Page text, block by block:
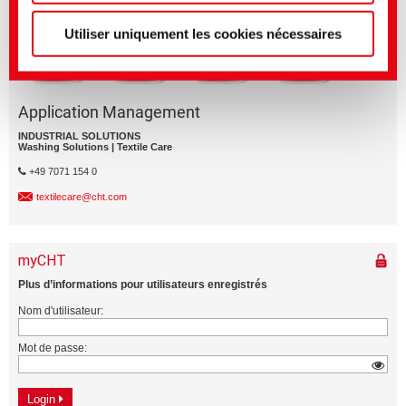
Utiliser uniquement les cookies nécessaires
Application Management
INDUSTRIAL SOLUTIONS
Washing Solutions | Textile Care
+49 7071 154 0
textilecare@cht.com